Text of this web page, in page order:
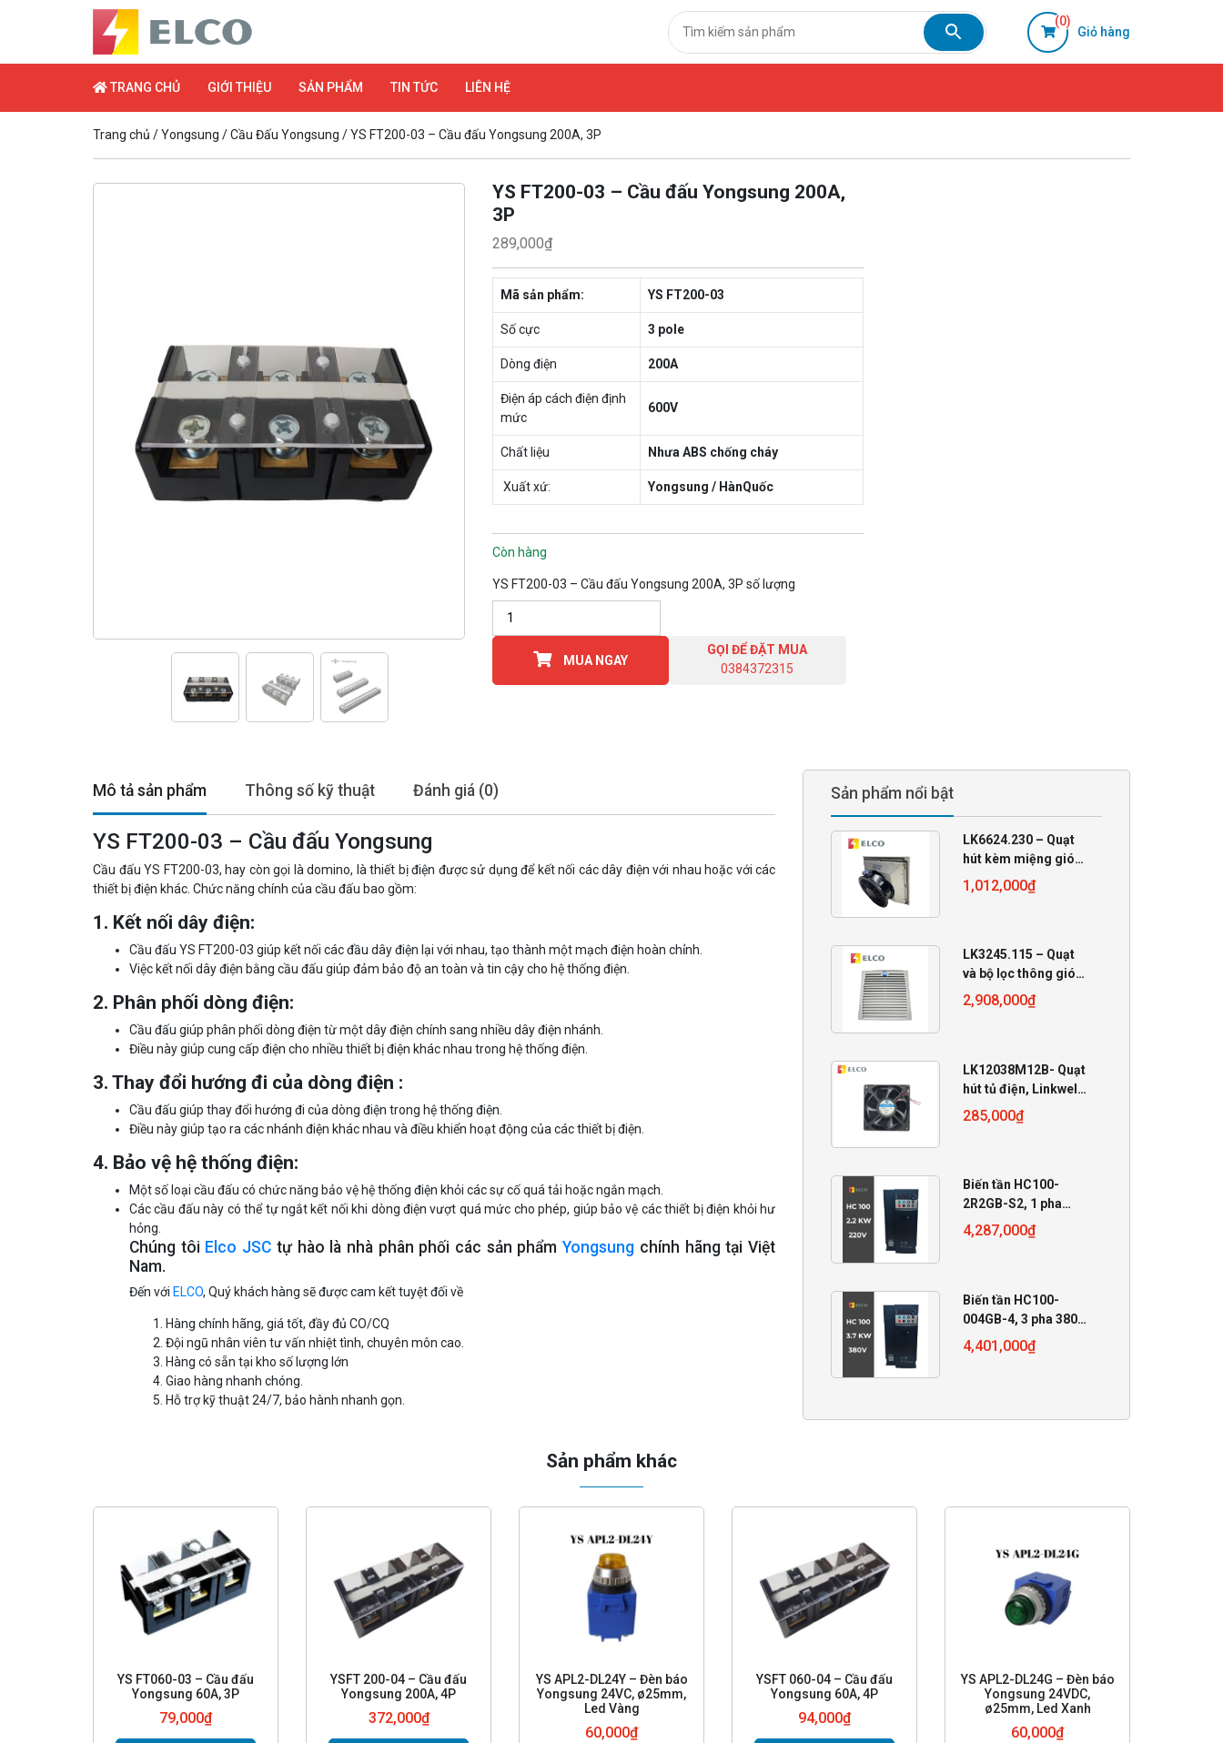
Giỏ hàng
(0)
TRANG CHỦ GIỚI THIỆU SẢN PHẨM TIN TỨC LIÊN HỆ
Trang chủ /Yongsung /Cầu Đấu Yongsung / YS FT200-03 – Cầu đấu Yongsung 200A, 3P
YS FT200-03 – Cầu đấu Yongsung 200A,
3P
289,000₫
Mã sản phẩm: YS FT200-03
Số cực 3 pole
Dòng điện 200A
Điện áp cách điện định
mức
600V
Chất liệu Nhưa ABS chống cháy
Xuất xứ: Yongsung / HànQuốc
Còn hàng
YS FT200-03 – Cầu đấu Yongsung 200A, 3P số lượng
MUA NGAY
GỌI ĐỂ ĐẶT MUA
0384372315
Mô tả sản phẩm Thông số kỹ thuật Đánh giá (0)
YS FT200-03 – Cầu đấu Yongsung
Cầu đấu YS FT200-03, hay còn gọi là domino, là thiết bị điện được sử dụng để kết nối các dây điện với nhau hoặc với các
thiết bị điện khác. Chức năng chính của cầu đấu bao gồm:
1. Kết nối dây điện:
Cầu đấu YS FT200-03 giúp kết nối các đầu dây điện lại với nhau, tạo thành một mạch điện hoàn chỉnh.
Việc kết nối dây điện bằng cầu đấu giúp đảm bảo độ an toàn và tin cậy cho hệ thống điện.
2. Phân phối dòng điện:
Cầu đấu giúp phân phối dòng điện từ một dây điện chính sang nhiều dây điện nhánh.
Điều này giúp cung cấp điện cho nhiều thiết bị điện khác nhau trong hệ thống điện.
3. Thay đổi hướng đi của dòng điện :
Cầu đấu giúp thay đổi hướng đi của dòng điện trong hệ thống điện.
Điều này giúp tạo ra các nhánh điện khác nhau và điều khiển hoạt động của các thiết bị điện.
4. Bảo vệ hệ thống điện:
Một số loại cầu đấu có chức năng bảo vệ hệ thống điện khỏi các sự cố quá tải hoặc ngắn mạch.
Các cầu đấu này có thể tự ngắt kết nối khi dòng điện vượt quá mức cho phép, giúp bảo vệ các thiết bị điện khỏi hư
hỏng.
Chúng tôi Elco JSC tự hào là nhà phân phối các sản phẩmYongsung chính hãng tại Việt
Nam.
Đến với ELCO, Quý khách hàng sẽ được cam kết tuyệt đối về
Hàng chính hãng, giá tốt, đầy đủ CO/CQ
Đội ngũ nhân viên tư vấn nhiệt tình, chuyên môn cao.
Hàng có sẵn tại kho số lượng lớn
Giao hàng nhanh chóng.
Hỗ trợ kỹ thuật 24/7, bảo hành nhanh gọn.
Sản phẩm nổi bật
LK6624.230 – Quạt
hút kèm miệng gió
230VAC
255x255x105
1,012,000₫
LK3245.115 – Quạt
và bộ lọc thông gió
Linkwell 115VAC
2,908,000₫
LK12038M12B- Quạt
hút tủ điện, Linkwell
12V, 120x120x38mm
285,000₫
Biến tần HC100-
2R2GB-S2, 1 pha
220V, 2.2 KW
4,287,000₫
Biến tần HC100-
004GB-4, 3 pha 380V,
4 KW
4,401,000₫
Sản phẩm khác
YS FT060-03 – Cầu đấu
Yongsung 60A, 3P
79,000₫
YSFT 200-04 – Cầu đấu
Yongsung 200A, 4P
372,000₫
YS APL2-DL24Y – Đèn báo
Yongsung 24VC, ø25mm,
Led Vàng
60,000₫
YSFT 060-04 – Cầu đấu
Yongsung 60A, 4P
94,000₫
YS APL2-DL24G – Đèn báo
Yongsung 24VDC,
ø25mm, Led Xanh
60,000₫